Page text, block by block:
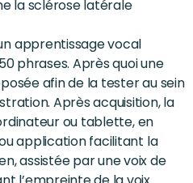
la sclérose latérale
apprentissage vocal
phrases. Après quoi une
afin de la tester au sein
Après acquisition, la
ou tablette, en
application facilitant la
assistée par une voix de